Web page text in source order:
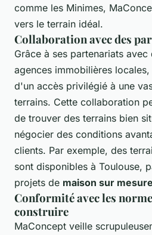
comme les Minimes,
vers le terrain idéal.
Collaboration avec des
Grâce à ses partenariats
agences immobilières
d'un accès privilégié à une
terrains. Cette collaboration
de trouver des terrains bien
négocier des conditions
clients. Par exemple, des
sont disponibles à Toulouse,
projets de maison sur mesure
Conformité avec les
construire
MaConcept veille